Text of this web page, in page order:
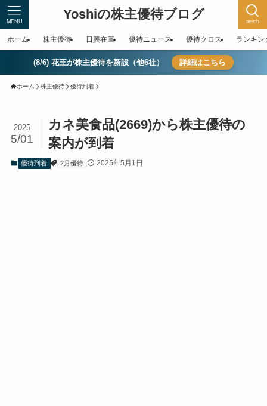
Yoshiの株主優待ブログ serch
MENU
ホーム 株主優待 日興在庫 優待ニュース 優待クロス ランキン
(8/6) 花王が株主優待を新設（他6社） 詳細はこちら
ホーム 株主優待 優待到着
カネ美食品(2669)から株主優待の
案内が到着
2025
5/01
優待到着 2月優待 2025年5月1日